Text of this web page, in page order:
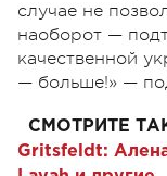
случае не
наоборот —
качественной
— больше!» —
СМОТРИТЕ
Gritsfeldt: